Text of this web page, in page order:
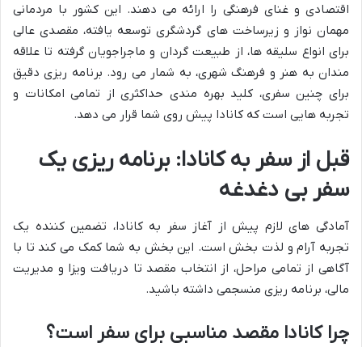
اقتصادی و غنای فرهنگی را ارائه می دهند. این کشور با مردمانی
مهمان نواز و زیرساخت های گردشگری توسعه یافته، مقصدی عالی
برای انواع سلیقه ها، از طبیعت گردان و ماجراجویان گرفته تا علاقه
مندان به هنر و فرهنگ شهری، به شمار می رود. برنامه ریزی دقیق
برای چنین سفری، کلید بهره مندی حداکثری از تمامی امکانات و
تجربه هایی است که کانادا پیش روی شما قرار می دهد.
قبل از سفر به کانادا: برنامه ریزی یک
سفر بی دغدغه
آمادگی های لازم پیش از آغاز سفر به کانادا، تضمین کننده یک
تجربه آرام و لذت بخش است. این بخش به شما کمک می کند تا با
آگاهی از تمامی مراحل، از انتخاب مقصد تا دریافت ویزا و مدیریت
مالی، برنامه ریزی منسجمی داشته باشید.
چرا کانادا مقصد مناسبی برای سفر است؟